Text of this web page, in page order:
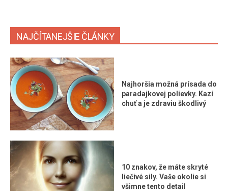
NAJČÍTANEJŠIE ČLÁNKY
Najhoršia možná prísada do
paradajkovej polievky. Kazí
chuť a je zdraviu škodlivý
10 znakov, že máte skryté
liečivé sily. Vaše okolie si
všimne tento detail